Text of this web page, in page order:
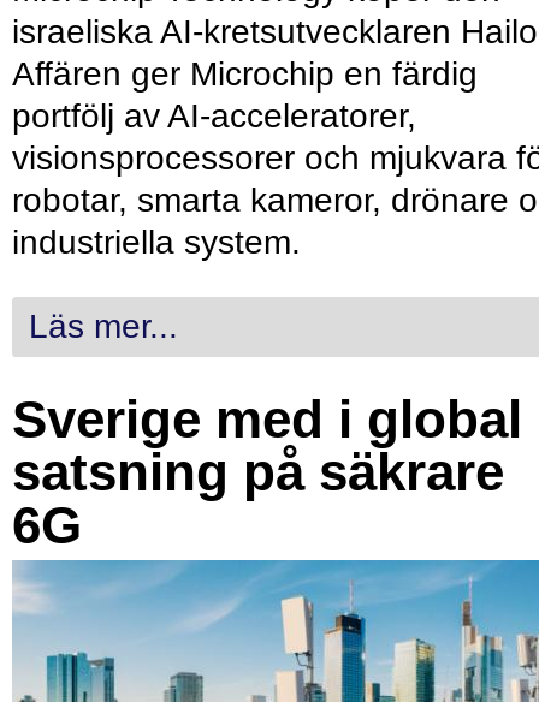
israeliska AI-kretsutvecklaren
Affären ger Microchip en färdig
portfölj av AI-acceleratorer,
visionsprocessorer och mjukvara
robotar, smarta kameror, drönare
industriella system.
Läs mer...
Sverige med i global
satsning på säkrare
6G